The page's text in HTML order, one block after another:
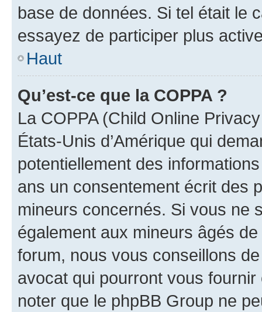
base de données. Si tel était le
essayez de participer plus
Haut
Qu’est-ce que la COPPA ?
La COPPA (Child Online
États-Unis d’Amérique qui
potentiellement des
ans un consentement écrit des
mineurs concernés. Si vous ne
également aux mineurs âgés
forum, nous vous conseillons
avocat qui pourront vous
noter que le phpBB Group ne